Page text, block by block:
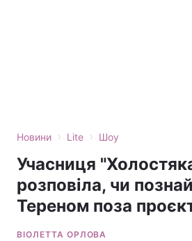
Новини › Lite › Шоу
Учасниця
розповіла, чи
Тереном поза
ВІОЛЕТТА ОРЛОВА